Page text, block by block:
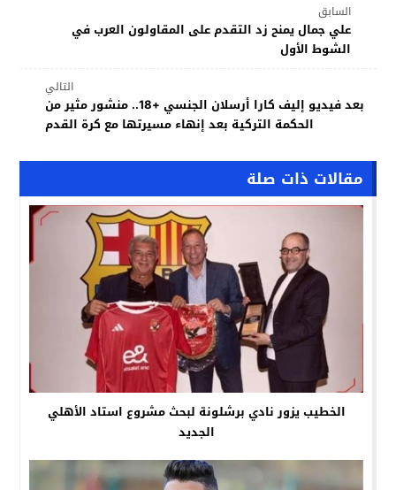
السابق
علي جمال يمنح زد التقدم على المقاولون العرب في
الشوط الأول
التالي
بعد فيديو إليف كارا أرسلان الجنسي +18.. منشور مثير من
الحكمة التركية بعد إنهاء مسيرتها مع كرة القدم
مقالات ذات صلة
الخطيب يزور نادي برشلونة لبحث مشروع استاد الأهلي
الجديد